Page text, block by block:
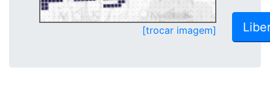
[trocar imagem]